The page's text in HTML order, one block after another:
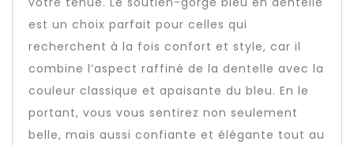
est un choix parfait pour celles qui
recherchent à la fois confort et style, car il
combine l’aspect raffiné de la dentelle avec la
couleur classique et apaisante du bleu. En le
portant, vous vous sentirez non seulement
belle, mais aussi confiante et élégante tout au